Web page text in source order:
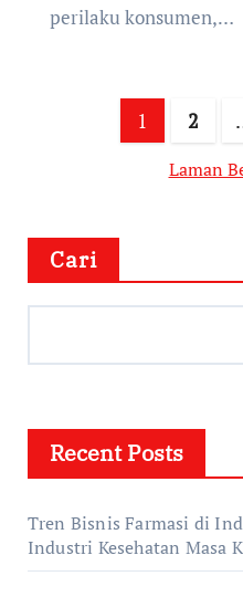
perilaku konsumen,…
Paginasi
1 2
Laman
Cari
Recent Posts
Tren Bisnis Farmasi di
Industri Kesehatan Masa